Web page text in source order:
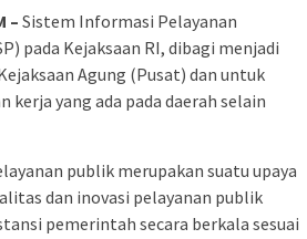
– Sistem Informasi Pelayanan
pada Kejaksaan RI, dibagi menjadi
Agung (Pusat) dan untuk
kerja yang ada pada daerah selain
publik merupakan suatu upaya
dan inovasi pelayanan publik
pemerintah secara berkala sesuai